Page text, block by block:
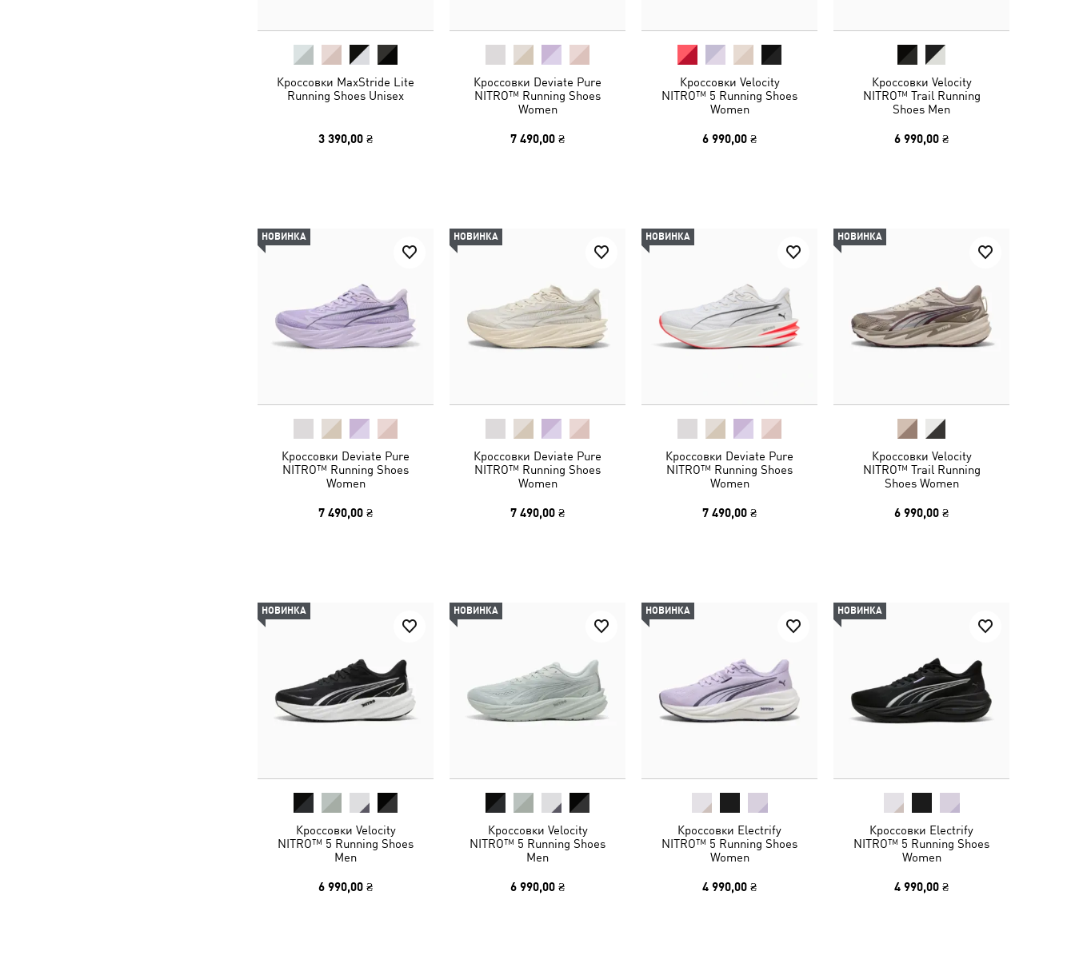
Кроссовки MaxStride Lite
Running Shoes Unisex
3 390,00 ₴
Кроссовки Deviate Pure
NITRO™ Running Shoes
Women
7 490,00 ₴
Кроссовки Velocity
NITRO™ 5 Running Shoes
Women
6 990,00 ₴
Кроссовки Velocity
NITRO™ Trail Running
Shoes Men
6 990,00 ₴
НОВИНКА
Кроссовки Deviate Pure
NITRO™ Running Shoes
Women
7 490,00 ₴
НОВИНКА
Кроссовки Deviate Pure
NITRO™ Running Shoes
Women
7 490,00 ₴
НОВИНКА
Кроссовки Deviate Pure
NITRO™ Running Shoes
Women
7 490,00 ₴
НОВИНКА
Кроссовки Velocity
NITRO™ Trail Running
Shoes Women
6 990,00 ₴
НОВИНКА
Кроссовки Velocity
NITRO™ 5 Running Shoes
Men
6 990,00 ₴
НОВИНКА
Кроссовки Velocity
NITRO™ 5 Running Shoes
Men
6 990,00 ₴
НОВИНКА
Кроссовки Electrify
NITRO™ 5 Running Shoes
Women
4 990,00 ₴
НОВИНКА
Кроссовки Electrify
NITRO™ 5 Running Shoes
Women
4 990,00 ₴